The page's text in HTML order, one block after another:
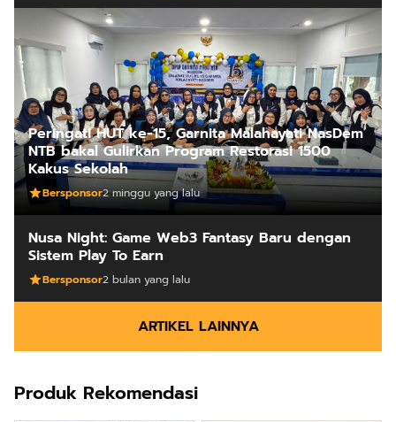
Peringati HUT ke-15, Garnita Malahayati NasDem
NTB bakal Gulirkan Program Restorasi 1500
Kakus Sekolah
Bersponsor2 minggu yang lalu
Nusa Night: Game Web3 Fantasy Baru dengan
Sistem Play To Earn
Bersponsor2 bulan yang lalu
ARTIKEL LAINNYA
Produk Rekomendasi